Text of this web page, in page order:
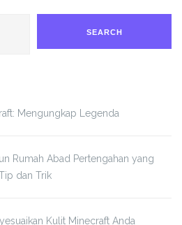
SEARCH
Mengungkap Legenda
Rumah Abad Pertengahan yang
dan Trik
Kulit Minecraft Anda